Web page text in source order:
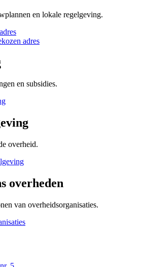
en lokale regelgeving.
adres
en subsidies.
overheid.
overheden
van overheidsorganisaties.